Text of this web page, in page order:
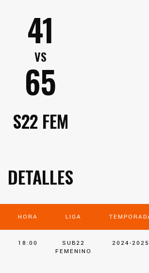
41
VS
65
S22 FEM
DETALLES
HORA LIGA
18:00
SUB22
FEMENINO
2024-2025